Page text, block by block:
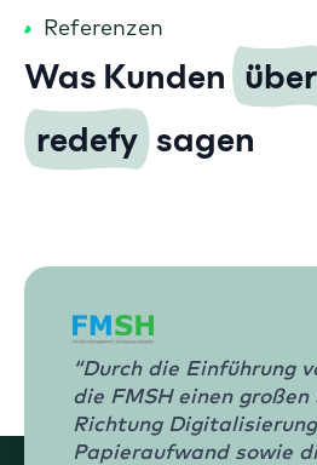
Referenzen
Was Kunden über
redefy sagen
“Durch die Einführung
die FMSH einen
Richtung
Papieraufwand sowie